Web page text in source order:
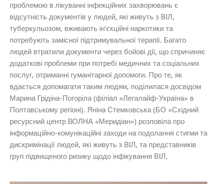
проблемою в лікуванні інфекційних захворювань є
відсутність документів у людей, які живуть з ВІЛ,
туберкульозом, вживають ін’єкційні наркотики та
потребують замісної підтримувальної терапії. Багато
людей втратили документи через бойові дії, що спричиняє
додаткові проблеми при потребі медичних та соціальних
послуг, отриманні гуманітарної допомоги. Про те, як
вдається допомагати таким людям, поділилася досвідом
Марина Грідіна-Погоріла (філіал «Легалайф-Україна» в
Полтавському регіоні). Яніна Стемковська (БО «Східний
ресурсний центр ВОЛНА «Меридіан») розповіла про
інформаційно-комунікаційні заходи на подолання стигми та
дискримінації людей, які живуть з ВІЛ, та представників
груп підвищеного ризику щодо інфікування ВІЛ.